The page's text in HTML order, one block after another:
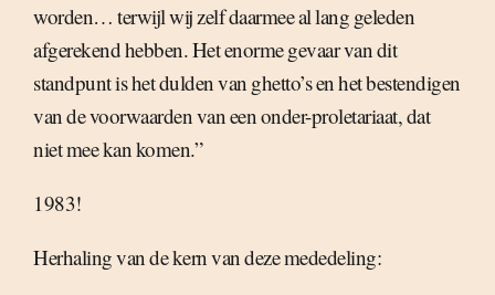
worden… terwijl wij zelf daarmee al lang geleden
afgerekend hebben. Het enorme gevaar van dit
standpunt is het dulden van ghetto’s en het bestendigen
van de voorwaarden van een onder-proletariaat, dat
niet mee kan komen.”
1983!
Herhaling van de kern van deze mededeling: